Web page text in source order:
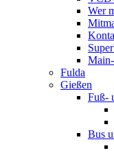
Wer
Fulda
Gießen
Fuß-
Bus